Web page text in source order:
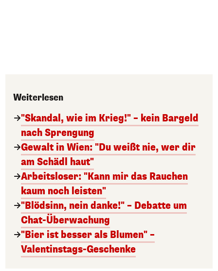
Weiterlesen
"Skandal, wie im Krieg!" – kein Bargeld
nach Sprengung
Gewalt in Wien: "Du weißt nie, wer dir
am Schädl haut"
Arbeitsloser: "Kann mir das Rauchen
kaum noch leisten"
"Blödsinn, nein danke!" – Debatte um
Chat-Überwachung
"Bier ist besser als Blumen" –
Valentinstags-Geschenke